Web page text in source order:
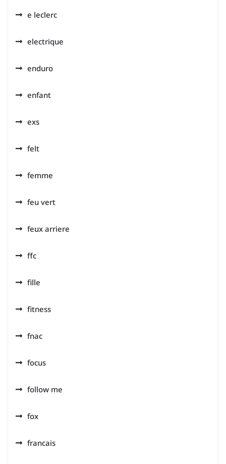
e leclerc
electrique
enduro
enfant
exs
felt
femme
feu vert
feux arriere
ffc
fille
fitness
fnac
focus
follow me
fox
francais